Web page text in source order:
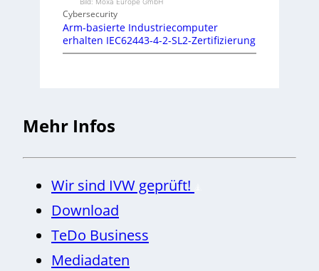
Cybersecurity
Arm-basierte Industriecomputer
erhalten IEC62443-4-2-SL2-Zertifizierung
Mehr Infos
Wir sind IVW geprüft!
Download
TeDo Business
Mediadaten